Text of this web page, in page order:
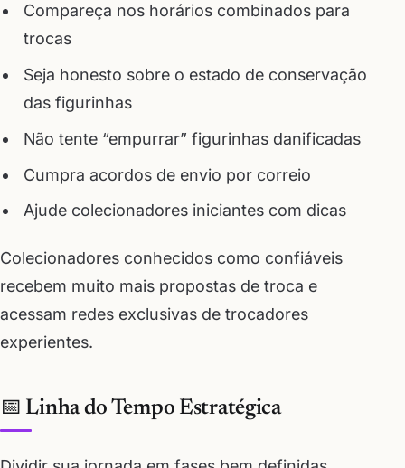
Compareça nos horários combinados para
trocas
Seja honesto sobre o estado de conservação
das figurinhas
Não tente “empurrar” figurinhas danificadas
Cumpra acordos de envio por correio
Ajude colecionadores iniciantes com dicas
Colecionadores conhecidos como confiáveis
recebem muito mais propostas de troca e
acessam redes exclusivas de trocadores
experientes.
📅 Linha do Tempo Estratégica